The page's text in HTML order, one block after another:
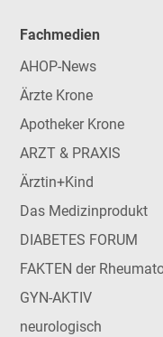
Fachmedien
AHOP-News
Ärzte Krone
Apotheker Krone
ARZT & PRAXIS
Ärztin+Kind
Das Medizinprodukt
DIABETES FORUM
FAKTEN der
GYN-AKTIV
neurologisch